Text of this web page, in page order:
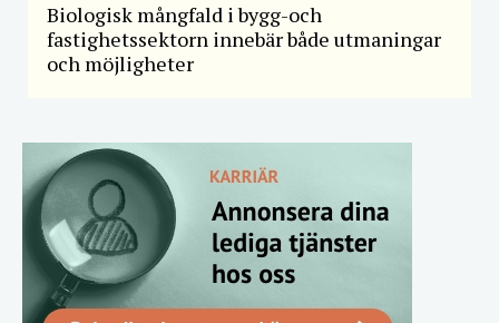
Biologisk mångfald i bygg-och
fastighetssektorn innebär både utmaningar
och möjligheter